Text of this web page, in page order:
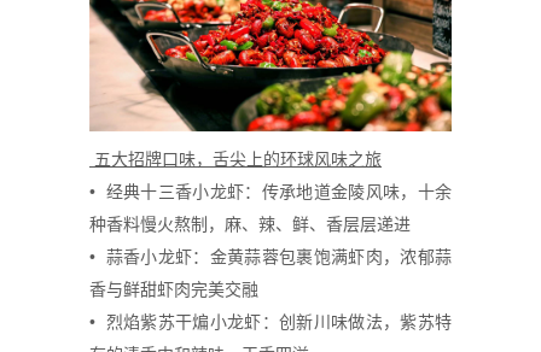
五大招牌口味，舌尖上的环球风味之旅
• 经典十三香小龙虾：传承地道金陵风味，十余
种香料慢火熬制，麻、辣、鲜、香层层递进
• 蒜香小龙虾：金黄蒜蓉包裹饱满虾肉，浓郁蒜
香与鲜甜虾肉完美交融
• 烈焰紫苏干煸小龙虾：创新川味做法，紫苏特